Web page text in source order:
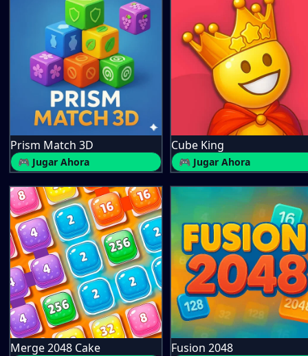
Prism Match 3D
🎮 Jugar Ahora
Cube King
🎮 Jugar Ahora
Merge 2048 Cake Fusion 2048